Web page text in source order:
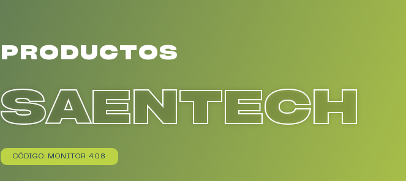
PRODUCTOS
SAENTECH
CÓDIGO: MONITOR 408